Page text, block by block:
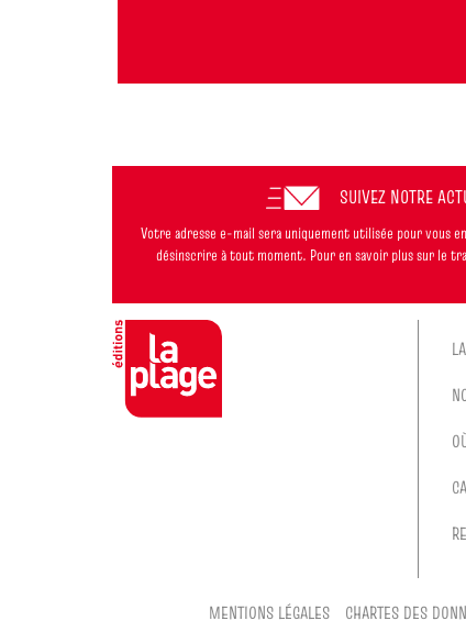
SUIVEZ NOTRE
Votre adresse e-mail sera uniquement utilisée pour vous
désinscrire à tout moment. Pour en savoir plus sur le
MENTIONS LÉGALES CHARTES DES